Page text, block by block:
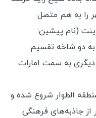
را به هم متصل
(نام پیشین:
به دو شاخه تقسیم
یکی به سمت اکسپو ۲۰۲۰ و دیگری به سمت امارات
الطوار شروع شده و
از جاذبه‌های فرهنگی